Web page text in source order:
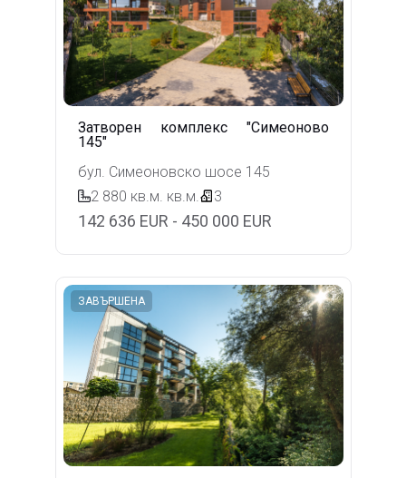
Затворен комплекс "Симеоново
145"
бул. Симеоновско шосе 145
2 880 кв.м. кв.м. 3
142 636 EUR - 450 000 EUR
ЗАВЪРШЕНА